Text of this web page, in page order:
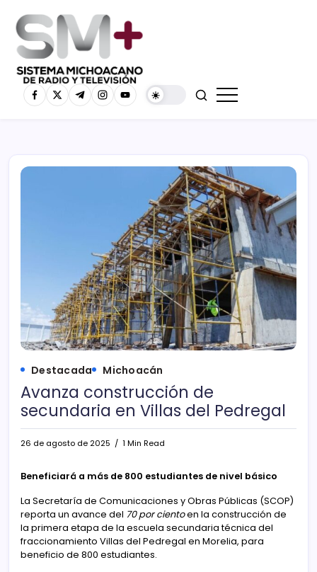
Destacada Michoacán
Avanza construcción de
secundaria en Villas del Pedregal
26 de agosto de 2025 1 Min Read
Beneficiará a más de 800 estudiantes de nivel básico
La Secretaría de Comunicaciones y Obras Públicas (SCOP)
reporta un avance del 70 por cientoen la construcción de
la primera etapa de la escuela secundaria técnica del
fraccionamiento Villas del Pedregal en Morelia, para
beneficio de 800 estudiantes.